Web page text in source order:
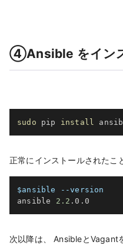
④Ansible をイン
sudo pip install
正常にインストールされたこ
$ansible
--version
ansible 2.2 .0.0
次以降は、 AnsibleとVagant